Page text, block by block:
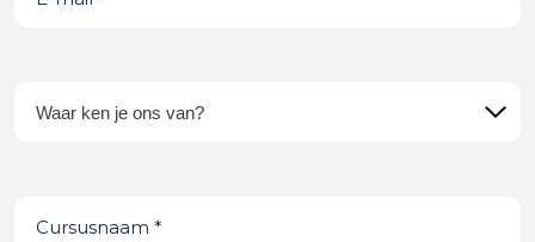
Waar
ons
Cursusnaam (Vereist)